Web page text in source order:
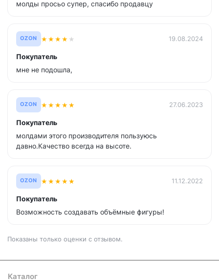
молды просьо супер, спасибо продавцу
OZON ★★★★ ★ 19.08.2024
Покупатель
мне не подошла,
OZON ★★★★★ 27.06.2023
Покупатель
молдами этого производителя пользуюсь
давно.Качество всегда на высоте.
OZON ★★★★★ 11.12.2022
Покупатель
Возможность создавать объёмные фигуры!
Показаны только оценки с отзывом.
Каталог